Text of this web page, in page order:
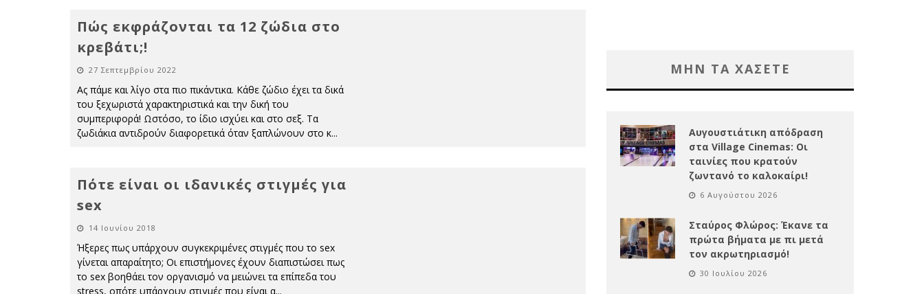
Πώς εκφράζονται τα 12 ζώδια στο
κρεβάτι;!
27 Σεπτεμβρίου 2022
Ας πάμε και λίγο στα πιο πικάντικα. Κάθε ζώδιο έχει τα δικά
του ξεχωριστά χαρακτηριστικά και την δική του
συμπεριφορά! Ωστόσο, το ίδιο ισχύει και στο σεξ. Τα
ζωδιάκια αντιδρούν διαφορετικά όταν ξαπλώνουν στο κ...
Πότε είναι οι ιδανικές στιγμές για
sex
14 Ιουνίου 2018
Ήξερες πως υπάρχουν συγκεκριμένες στιγμές που το sex
γίνεται απαραίτητο; Οι επιστήμονες έχουν διαπιστώσει πως
το sex βοηθάει τον οργανισμό να μειώνει τα επίπεδα του
stress, οπότε υπάρχουν στιγμές που είναι α...
ΜΗΝ ΤΑ ΧΑΣΕΤΕ
Αυγουστιάτικη απόδραση
στα Village Cinemas: Οι
ταινίες που κρατούν
ζωντανό το καλοκαίρι!
6 Αυγούστου 2026
Σταύρος Φλώρος: Έκανε τα
πρώτα βήματα με πι μετά
τον ακρωτηριασμό!
30 Ιουλίου 2026